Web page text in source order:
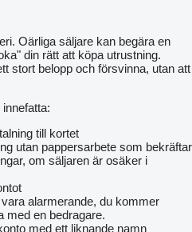
conditions;
for crop residues
as a chopper;
the sowing of row crops from
9,6-12,8
.........6,4
mounted
....... . ......15-20
……………………………… 3-7
bodies, pcs ... .29
Oärliga säljare kan begära en
din rätt att köpa utrustning.
stort belopp och försvinna, utan att
till kortet
utan pappersarbete som bekräftar
om säljaren är osäker i
alarmerande, du kommer
med en bedragare.
med ett liknande namn